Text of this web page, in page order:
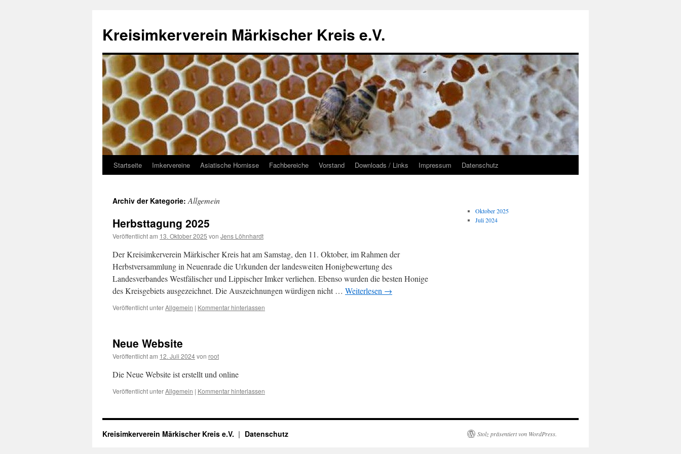
springen
Kreisimkerverein Märkischer Kreis e.V.
Startseite Imkervereine Asiatische Hornisse Fachbereiche Vorstand Downloads / Links Impressum Datenschutz
Archiv der Kategorie:Allgemein
Herbsttagung 2025
Veröffentlicht am 13. Oktober 2025 von Jens Löhnhardt
Der Kreisimkerverein Märkischer Kreis hat am Samstag, den 11. Oktober, im Rahmen der
Herbstversammlung in Neuenrade die Urkunden der landesweiten Honigbewertung des
Landesverbandes Westfälischer und Lippischer Imker verliehen. Ebenso wurden die besten Honige
des Kreisgebiets ausgezeichnet. Die Auszeichnungen würdigen nicht … Weiterlesen →
Veröffentlicht unterAllgemein | Kommentar hinterlassen
Neue Website
Veröffentlicht am 12. Juli 2024von root
Die Neue Website ist erstellt und online
Veröffentlicht unterAllgemein | Kommentar hinterlassen
Oktober 2025
Juli 2024
Kreisimkerverein Märkischer Kreis e.V. Datenschutz Stolz präsentiert von WordPress.